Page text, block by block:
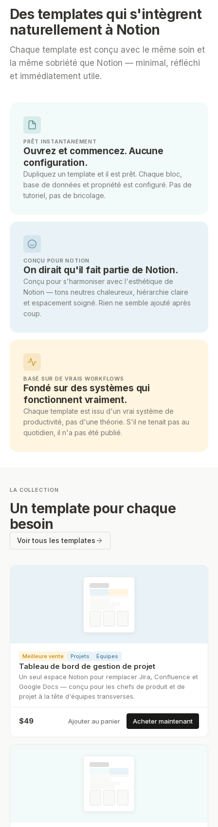
Des templates qui s'intègrent
naturellement à Notion
Chaque template est conçu avec le même soin et
la même sobriété que Notion — minimal, réfléchi
et immédiatement utile.
PRÊT INSTANTANÉMENT
Ouvrez et commencez. Aucune
configuration.
Dupliquez un template et il est prêt. Chaque bloc,
base de données et propriété est configuré. Pas de
tutoriel, pas de bricolage.
CONÇU POUR NOTION
On dirait qu'il fait partie de Notion.
Conçu pour s'harmoniser avec l'esthétique de
Notion — tons neutres chaleureux, hiérarchie claire
et espacement soigné. Rien ne semble ajouté après
coup.
BASÉ SUR DE VRAIS WORKFLOWS
Fondé sur des systèmes qui
fonctionnent vraiment.
Chaque template est issu d'un vrai système de
productivité, pas d'une théorie. S'il ne tenait pas au
quotidien, il n'a pas été publié.
LA COLLECTION
Un template pour chaque
besoin
Voir tous les templates
Meilleure vente Projets Équipes
Tableau de bord de gestion de projet
Un seul espace Notion pour remplacer Jira, Confluence et
Google Docs — conçu pour les chefs de produit et de
projet à la tête d'équipes transverses.
$49 Ajouter au panier Acheter maintenant